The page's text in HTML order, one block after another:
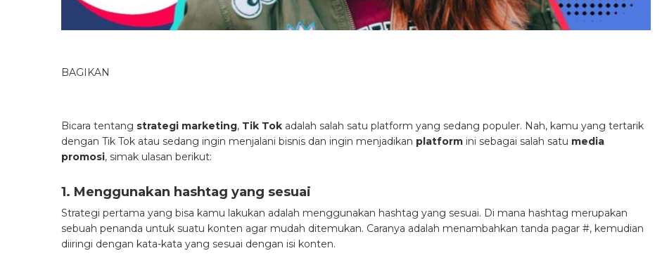
BAGIKAN
Bicara tentang strategi marketing, Tik Tok adalah salah satu platform yang sedang populer. Nah, kamu yang tertarik
dengan Tik Tok atau sedang ingin menjalani bisnis dan ingin menjadikan platform ini sebagai salah satu media
promosi, simak ulasan berikut:
1. Menggunakan hashtag yang sesuai
Strategi pertama yang bisa kamu lakukan adalah menggunakan hashtag yang sesuai. Di mana hashtag merupakan
sebuah penanda untuk suatu konten agar mudah ditemukan. Caranya adalah menambahkan tanda pagar #, kemudian
diiringi dengan kata-kata yang sesuai dengan isi konten.